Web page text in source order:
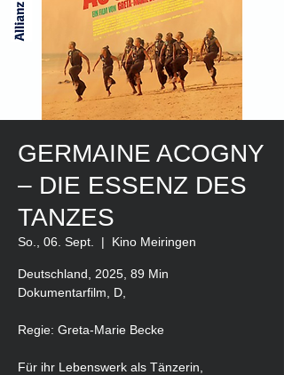
GERMAINE ACOGNY
– DIE ESSENZ DES
TANZES
So., 06. Sept.
  |
Kino Meiringen
Deutschland, 2025, 89 Min
Dokumentarfilm, D,
Regie: Greta-Marie Becke
Für ihr Lebenswerk als Tänzerin,